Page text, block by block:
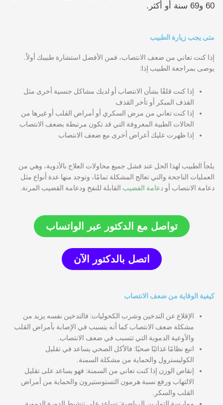
60 و69 سنة أو أكثر.
متى يجب زيارة الطبيب
إذا كنت تعاني من ضعف الانتصاب، فمن الأفضل استشارة طبيبك أولاً.
يوصى بمراجعة الطبيب إذا:
إذا كنت قلقًا بشأن الانتصاب أو لديك مشاكل جنسية أخرى مثل
القذف المبكر أو تأخر القذف
إذا كنت تعاني من مرض السكري أو أمراض القلب أو غيرها من
الحالات الطبية المعروفة التي قد تكون مرتبطة بضعف الانتصاب
إذا ظهرت عليك أعراض أخرى مع ضعف الانتصاب
يلجأ الطبيب لهذا الحل عند فشل جميع محاولات العلاج بالأدوية، وهي من
العمليات الناجحة والتي تعالج المشكلة تمامًا، وتوجد منها عدة أنواع مثل
دعامة الانتصاب أودعامة القضيب القابلة للنفخ ودعامة القضيب المرنة.
تواصل مع الدكتور عبر الواتساب
اتصل بالدكتور الآن
كيفية الوقاية من ضعف الانتصاب
الإقلاع عن التدخين وشرب الكحوليات: فالتدخين نفسه يزيد من
مشكلة ضعف الانتصاب كما أنه يتسبب في الإصابة بأمراض القلب
والأوعية الدموية التي تتسبب في ضعف الانتصاب.
اتبع نظامًا غذائيًا صحيًا: فالأكل الصحي يساعد في تقليل
الكوليسترول والحماية من مشكلة السمنة.
إنقاص الوزن إذا كنت تعاني من السمنة: فهو يساعد على تقليل
الالتهاب ورفع نسبة هرمون التستوستيرون والحماية من أمراض
القلب والسكر.